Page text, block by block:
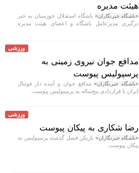
هیئت مدیره
«باشگاه خبرنگاران» باشگاه استقلال خوزستان به خبر
درگیری مدیرعامل باشگاه و اعضای هیئت مدیره
ورزشی
مدافع جوان نیروی زمینی به
پرسپولیس پیوست
«باشگاه خبرنگاران»مدافع جوان و آینده دار فوتبال
ایران با قراردادی پنج‌ساله به پرسپولیس پیوست.
ورزشی
رضا شکاری به پیکان پیوست
«باشگاه خبرنگاران» بازیکن فصل گذشته پرسپولیس به
پیکان پیوست.